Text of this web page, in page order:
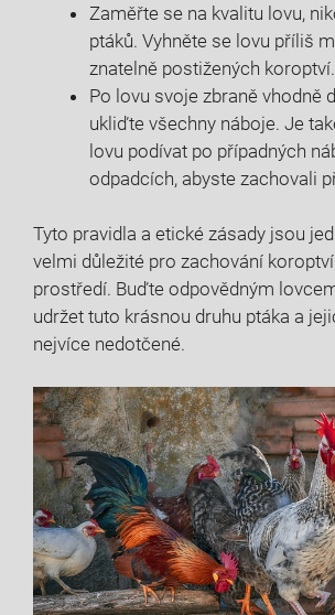
Zaměřte se na kvalitu lovu,
ptáků. Vyhněte se lovu příliš
znatelně postižených‌ koroptví.
Po lovu svoje zbraně vhodně
ukliďte všechny náboje.​ Je
lovu ‌podívat po případných
‌odpadcích,⁤ abyste zachovali‍
Tyto pravidla a‍ etické zásady jsou
velmi důležité pro zachování
prostředí. Buďte‌ odpovědným
udržet tuto krásnou druhu ptáka⁢ a
nejvíce nedotčené.